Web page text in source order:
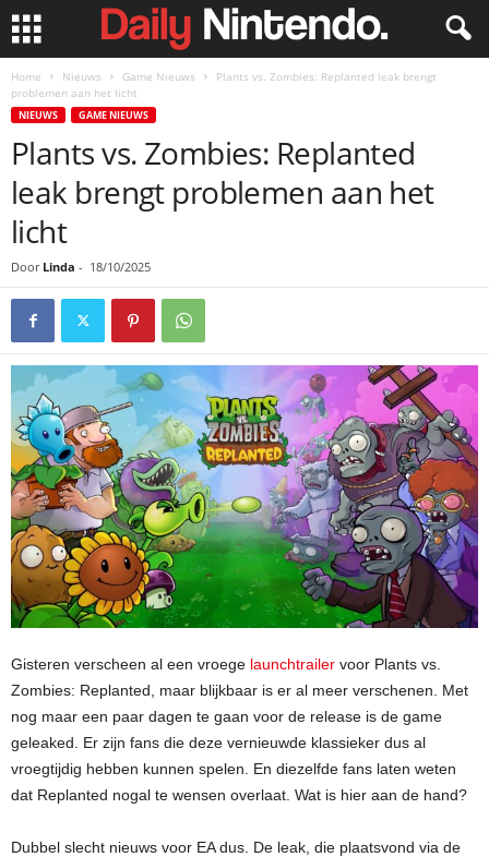
Home Nieuws Game Nieuws
Plants vs. Zombies: Replanted leak brengt
problemen aan het licht
NIEUWS GAME NIEUWS
Plants vs. Zombies: Replanted
leak brengt problemen aan het
licht
Door Linda - 18/10/2025
Gisteren verscheen al een vroege launchtrailer voor Plants vs.
Zombies: Replanted, maar blijkbaar is er al meer verschenen. Met
nog maar een paar dagen te gaan voor de release is de game
geleaked. Er zijn fans die deze vernieuwde klassieker dus al
vroegtijdig hebben kunnen spelen. En diezelfde fans laten weten
dat Replanted nogal te wensen overlaat. Wat is hier aan de hand?
Dubbel slecht nieuws voor EA dus. De leak, die plaatsvond via de